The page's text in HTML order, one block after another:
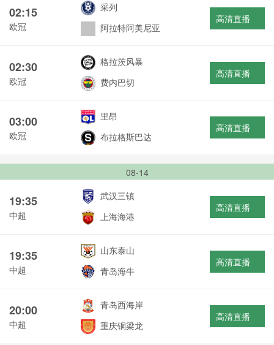
02:15
欧冠
采列
阿拉特阿美尼亚
高清直播
02:30
欧冠
格拉茨风暴
费内巴切
高清直播
03:00
欧冠
里昂
布拉格斯巴达
高清直播
08-14
19:35
中超
武汉三镇
上海海港
高清直播
19:35
中超
山东泰山
青岛海牛
高清直播
20:00
中超
青岛西海岸
重庆铜梁龙
高清直播